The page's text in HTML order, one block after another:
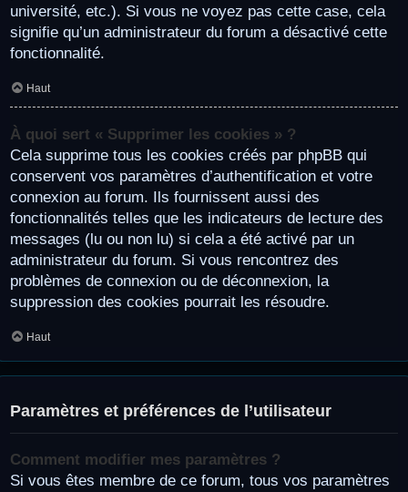
université, etc.). Si vous ne voyez pas cette case, cela
signifie qu’un administrateur du forum a désactivé cette
fonctionnalité.
Haut
À quoi sert « Supprimer les cookies » ?
Cela supprime tous les cookies créés par phpBB qui
conservent vos paramètres d’authentification et votre
connexion au forum. Ils fournissent aussi des
fonctionnalités telles que les indicateurs de lecture des
messages (lu ou non lu) si cela a été activé par un
administrateur du forum. Si vous rencontrez des
problèmes de connexion ou de déconnexion, la
suppression des cookies pourrait les résoudre.
Haut
Paramètres et préférences de l’utilisateur
Comment modifier mes paramètres ?
Si vous êtes membre de ce forum, tous vos paramètres